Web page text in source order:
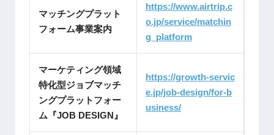
マッチングプラット
フォーム事業案内
https://www.airtrip.c
o.jp/service/matchin
g_platform
マーケティング領域
特化型ジョブマッチ
ングプラットフォー
ム『JOB DESIGN』
https://growth-servic
e.jp/job-design/for-b
usiness/